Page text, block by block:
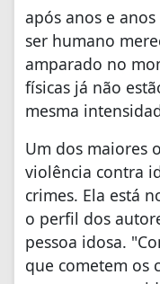
após anos e
ser humano
amparado no
físicas já não
mesma
Um dos maiores
violência contra
crimes. Ela está
o perfil dos
pessoa idosa.
que cometem os